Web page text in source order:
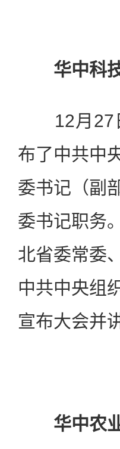
华中科
12月27日
布了中共中
委书记（副
委书记职务
北省委常委
中共中央组
宣布大会并
华中农